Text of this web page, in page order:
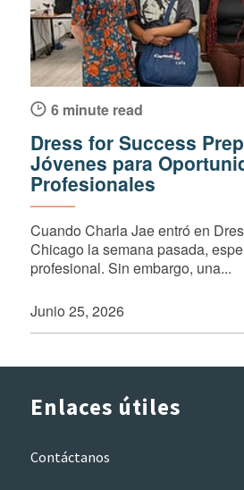
6 minute read
Dress for Success
Jóvenes para
Profesionales
Cuando Charla Jae entró en
Chicago la semana pasada,
profesional. Sin embargo, una...
Junio 25, 2026
Enlaces útiles
Contáctanos